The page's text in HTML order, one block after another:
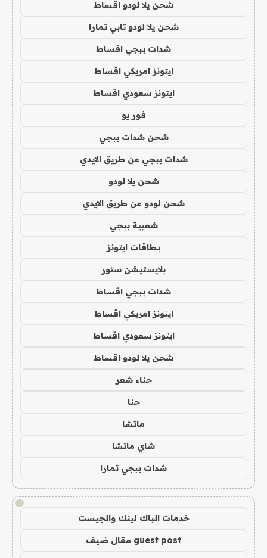
شحن يلا لودو اقساط
شحن يلا لودو تابي تمارا
شدات ببجي اقساط
ايتونز امريكي اقساط
ايتونز سعودي اقساط
فور يو
شحن شدات ببجي
شدات ببجي عن طريق الايدي
شحن يلا لودو
شحن لودو عن طريق الايدي
شعبية ببجي
بطاقات ايتونز
بلايستيشن ستور
شدات ببجي اقساط
ايتونز امريكي اقساط
ايتونز سعودي اقساط
شحن يلا لودو اقساط
حناء شعر
حنا
ماتشا
شاي ماتشا
شدات ببجي تمارا
!
خدمات الباك لينك والجيست
guest post مقال ضيف